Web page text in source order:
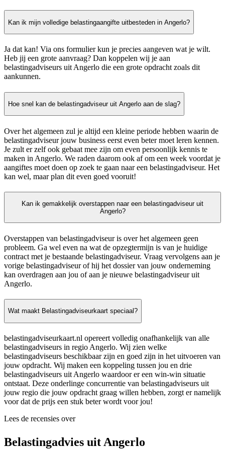
Kan ik mijn volledige belastingaangifte uitbesteden in Angerlo?
Ja dat kan! Via ons formulier kun je precies aangeven wat je wilt.
Heb jij een grote aanvraag? Dan koppelen wij je aan
belastingadviseurs uit Angerlo die een grote opdracht zoals dit
aankunnen.
Hoe snel kan de belastingadviseur uit Angerlo aan de slag?
Over het algemeen zul je altijd een kleine periode hebben waarin de
belastingadviseur jouw business eerst even beter moet leren kennen.
Je zult er zelf ook gebaat mee zijn om even persoonlijk kennis te
maken in Angerlo. We raden daarom ook af om een week voordat je
aangiftes moet doen op zoek te gaan naar een belastingadviseur. Het
kan wel, maar plan dit even goed vooruit!
Kan ik gemakkelijk overstappen naar een belastingadviseur uit
Angerlo?
Overstappen van belastingadviseur is over het algemeen geen
probleem. Ga wel even na wat de opzegtermijn is van je huidige
contract met je bestaande belastingadviseur. Vraag vervolgens aan je
vorige belastingadviseur of hij het dossier van jouw onderneming
kan overdragen aan jou of aan je nieuwe belastingadviseur uit
Angerlo.
Wat maakt Belastingadviseurkaart speciaal?
belastingadviseurkaart.nl opereert volledig onafhankelijk van alle
belastingadviseurs in regio Angerlo. Wij zien welke
belastingadviseurs beschikbaar zijn en goed zijn in het uitvoeren van
jouw opdracht. Wij maken een koppeling tussen jou en drie
belastingadviseurs uit Angerlo waardoor er een win-win situatie
ontstaat. Deze onderlinge concurrentie van belastingadviseurs uit
jouw regio die jouw opdracht graag willen hebben, zorgt er namelijk
voor dat de prijs een stuk beter wordt voor jou!
Lees de recensies over
Belastingadvies uit Angerlo